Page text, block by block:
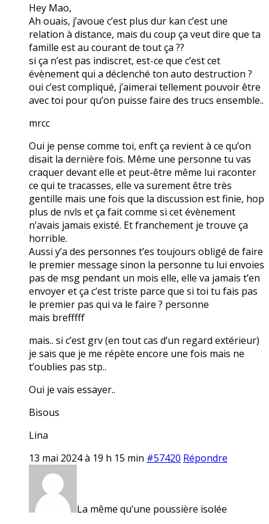
Hey Mao,
Ah ouais, j’avoue c’est plus dur kan c’est une
relation à distance, mais du coup ça veut dire que ta
famille est au courant de tout ça ??
si ça n’est pas indiscret, est-ce que c’est cet
évènement qui a déclenché ton auto destruction ?
oui c’est compliqué, j’aimerai tellement pouvoir être
avec toi pour qu’on puisse faire des trucs ensemble..
mrcc
Oui je pense comme toi, enft ça revient à ce qu’on
disait la dernière fois. Même une personne tu vas
craquer devant elle et peut-être même lui raconter
ce qui te tracasses, elle va surement être très
gentille mais une fois que la discussion est finie, hop
plus de nvls et ça fait comme si cet évènement
n’avais jamais existé. Et franchement je trouve ça
horrible.
Aussi y’a des personnes t’es toujours obligé de faire
le premier message sinon la personne tu lui envoies
pas de msg pendant un mois elle, elle va jamais t’en
envoyer et ça c’est triste parce que si toi tu fais pas
le premier pas qui va le faire ? personne
mais brefffff
mais.. si c’est grv (en tout cas d’un regard extérieur)
je sais que je me répète encore une fois mais ne
t’oublies pas stp..
Oui je vais essayer..
Bisous
Lina
13 mai 2024 à 19 h 15 min #57420 Répondre
La même qu’une poussière isolée